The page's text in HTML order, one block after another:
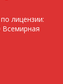
лицензии:
Всемирная